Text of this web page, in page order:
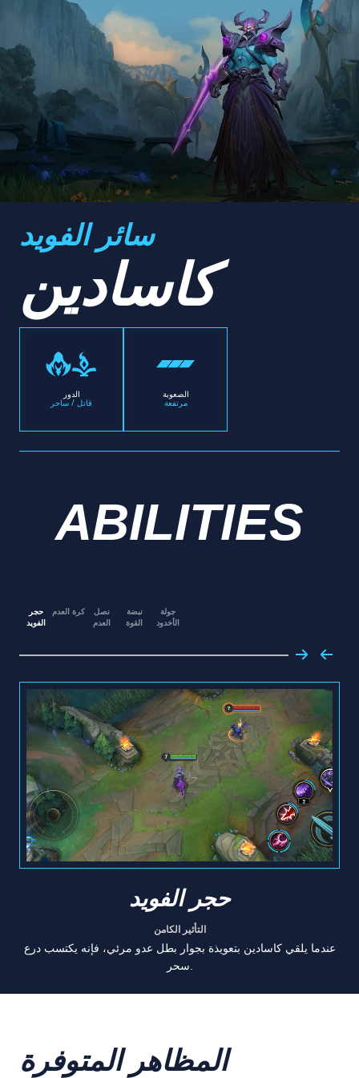
سائر الفويد
كاسادين
الدور
قاتل / ساحر
الصعوبة
مرتفعة
ABILITIES
حجر
الفويد
كرة العدم
نصل
العدم
نبضة
القوة
جولة
الأخدود
حجر الفويد
التأثير الكامن
عندما يلقي كاسادين بتعويذة بجوار بطل عدو مرئي، فإنه يكتسب درع
المظاهر المتوفرة